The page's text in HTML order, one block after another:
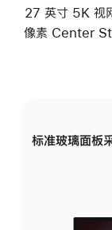
27 英寸 5K 视
像素 Center
标准玻璃面板